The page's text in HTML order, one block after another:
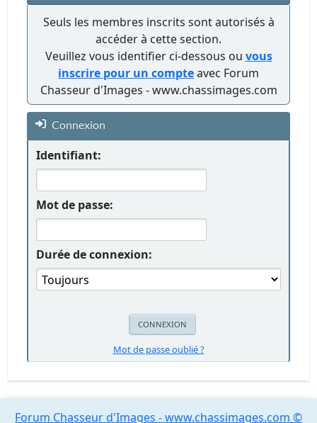
Seuls les membres inscrits sont autorisés à
accéder à cette section.
Veuillez vous identifier ci-dessous ou vous
inscrire pour un compteavec Forum
Chasseur d'Images - www.chassimages.com
Connexion
Identifiant:
Mot de passe:
Durée de connexion:
Mot de passe oublié ?
Forum Chasseur d'Images - www.chassimages.com ©